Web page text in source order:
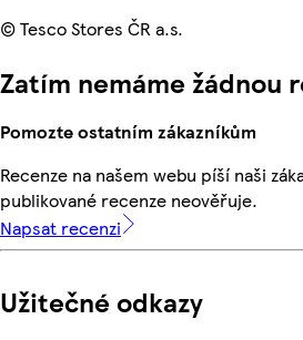
© Tesco Stores ČR a.s.
Zatím nemáme žádnou
Pomozte ostatním zákazníkům
Recenze na našem webu píší naši
publikované recenze neověřuje.
Napsat recenzi
Užitečné odkazy